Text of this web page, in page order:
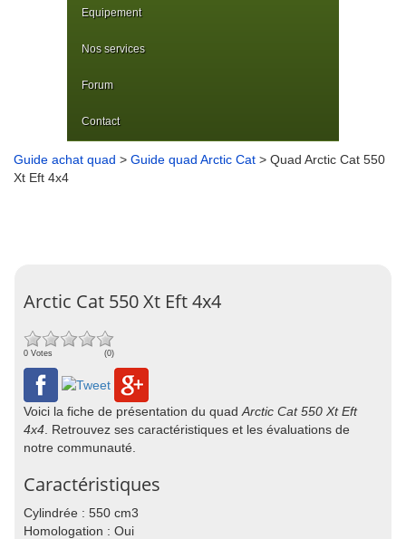
Equipement
Nos services
Forum
Contact
Guide achat quad > Guide quad Arctic Cat > Quad Arctic Cat 550
Xt Eft 4x4
Arctic Cat 550 Xt Eft 4x4
0 Votes (0)
Voici la fiche de présentation du quad Arctic Cat 550 Xt Eft
4x4 . Retrouvez ses caractéristiques et les évaluations de
notre communauté.
Caractéristiques
Cylindrée : 550 cm3
Homologation : Oui